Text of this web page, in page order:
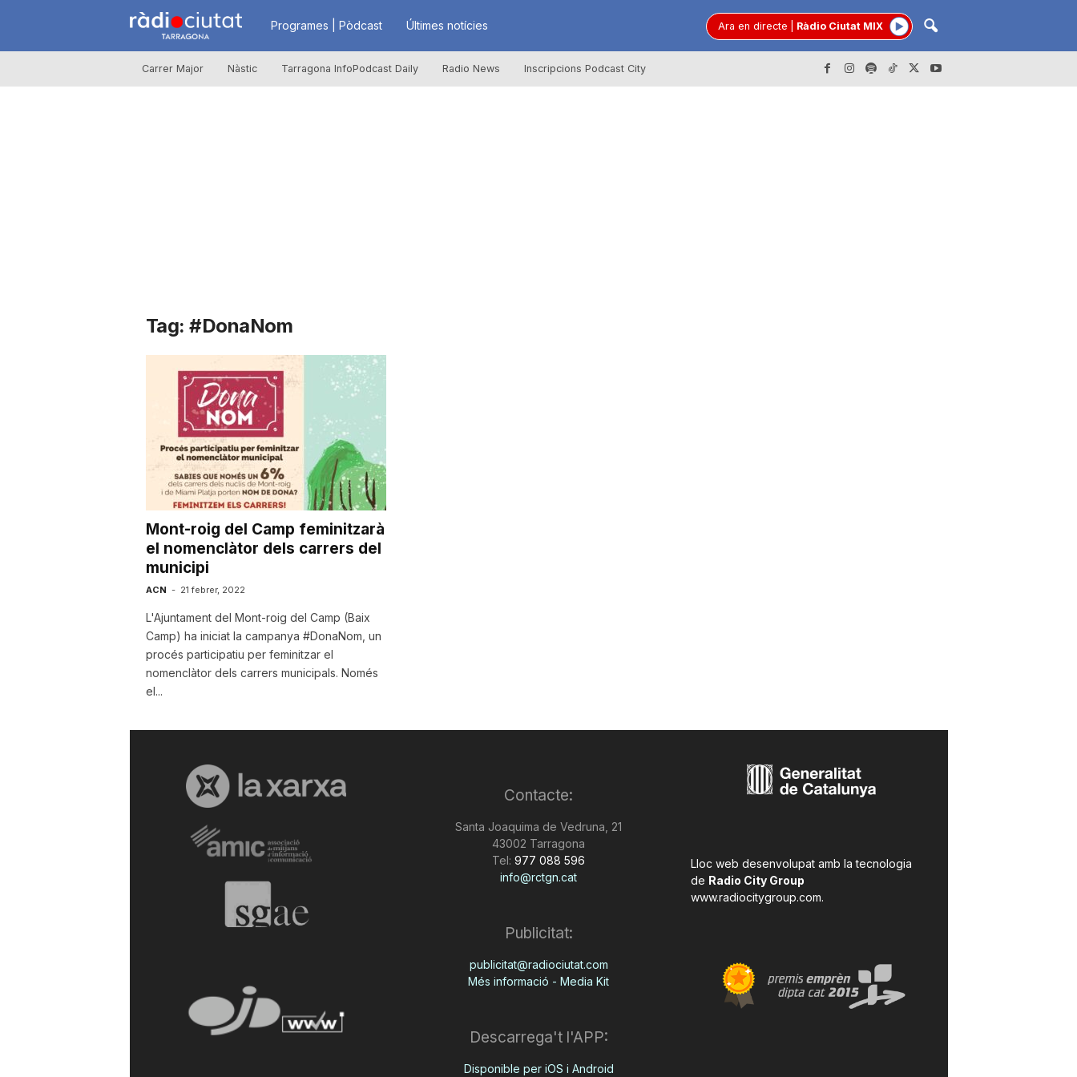
R
à
i
u
t
a
t
d
e
r
r
o
Programes | Pòdcast Últimes notícies Ara en directe Ràdio Ciutat MIX
Carrer Major Nàstic Tarragona InfoPodcast Daily Radio News Inscripcions Podcast City
Tag: #DonaNom
Mont-roig del Camp feminitzarà
el nomenclàtor dels carrers del
municipi
ACN - 21 febrer, 2022
L'Ajuntament del Mont-roig del Camp (Baix
Camp) ha iniciat la campanya #DonaNom, un
procés participatiu per feminitzar el
nomenclàtor dels carrers municipals. Només
el...
Contacte:
Santa Joaquima de Vedruna, 21
43002 Tarragona
Tel: 977 088 596
info@rctgn.cat
Publicitat:
publicitat@radiociutat.com
Més informació - Media Kit
Descarrega't l'APP:
Disponible per iOS i Android
Lloc web desenvolupat amb la tecnologia
de Radio City Group
www.radiocitygroup.com.